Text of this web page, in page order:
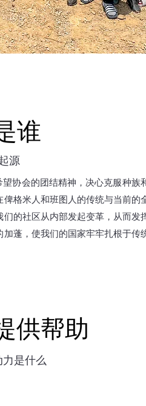
谁
源
协会的团结精神，决心克服种
格米人和班图人的传统与当前的
的社区从内部发起变革，从而发
蓬，使我们的国家牢牢扎根于传
供帮助
是什么